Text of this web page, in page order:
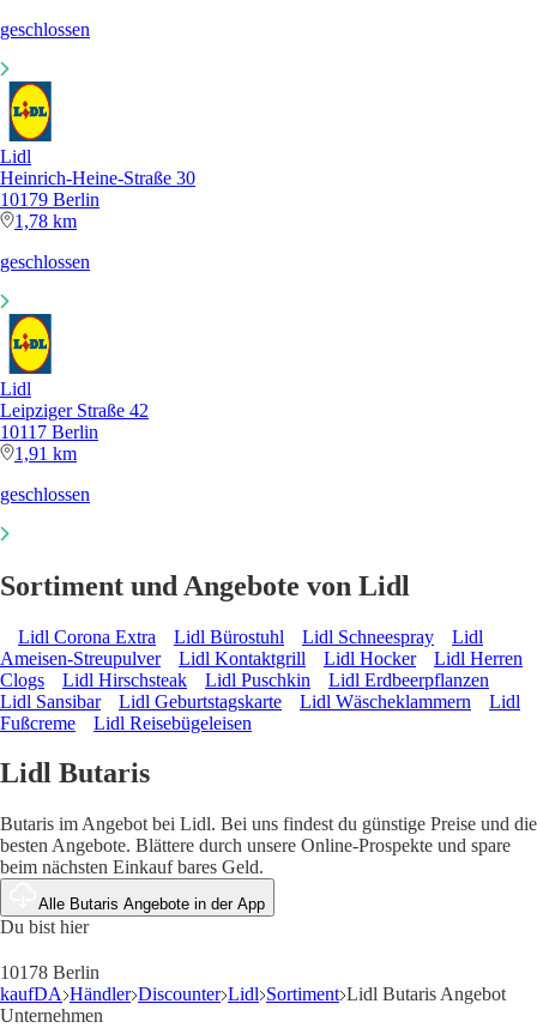
geschlossen
Lidl
Heinrich-Heine-Straße 30
10179 Berlin
1,78 km
geschlossen
Lidl
Leipziger Straße 42
10117 Berlin
1,91 km
geschlossen
Sortiment und Angebote von Lidl
Lidl Corona Extra Lidl Bürostuhl Lidl Schneespray
Lidl
Ameisen-Streupulver
Lidl Kontaktgrill Lidl Hocker
Lidl Herren
Clogs
Lidl Hirschsteak Lidl Puschkin
Lidl Erdbeerpflanzen
Lidl Sansibar
Lidl Geburtstagskarte Lidl Wäscheklammern
Lidl
Fußcreme
Lidl Reisebügeleisen
Lidl Butaris
Butaris im Angebot bei Lidl. Bei uns findest du günstige Preise und die
besten Angebote. Blättere durch unsere Online-Prospekte und spare
beim nächsten Einkauf bares Geld.
Alle Butaris Angebote in der App
Du bist hier
10178 Berlin
kaufDA Händler Discounter Lidl Sortiment Lidl Butaris Angebot
Unternehmen